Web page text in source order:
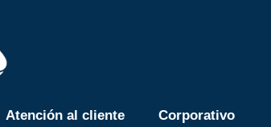
Atención al cliente Corporativo